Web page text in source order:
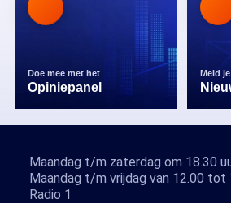
Doe mee met het
Opiniepanel
Meld
Maandag t/m zaterdag om 18.30
Maandag t/m vrijdag van 12.00 tot
Radio 1